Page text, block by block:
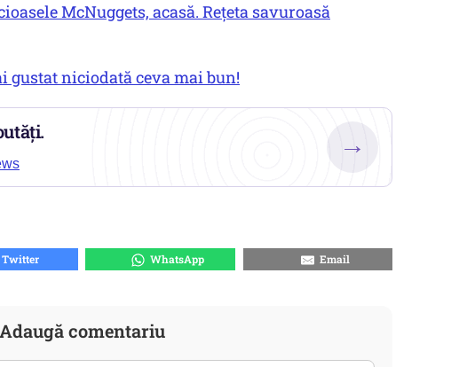
McNuggets, acasă. Rețeta savuroasă
gustat niciodată ceva mai bun!
→
Twitter WhatsApp Email
Adaugă comentariu